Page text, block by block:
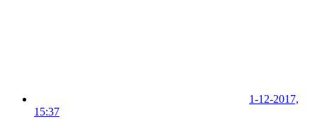
1-12-2017,
15:37